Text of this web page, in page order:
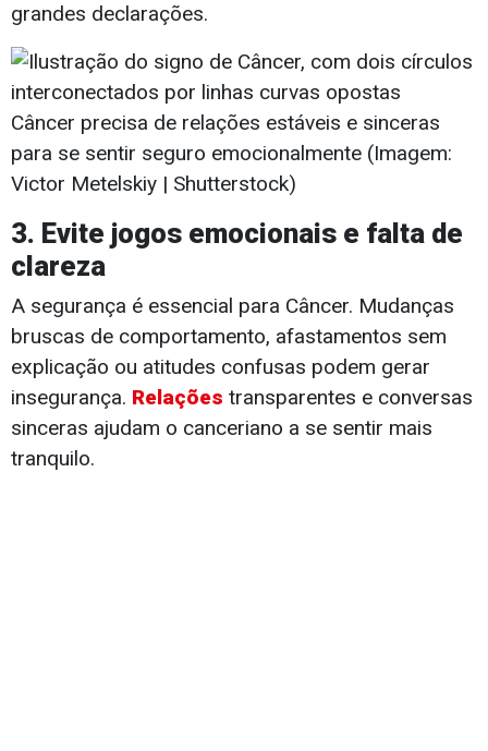
grandes declarações.
Câncer precisa de relações estáveis e sinceras
para se sentir seguro emocionalmente (Imagem:
Victor Metelskiy | Shutterstock)
3. Evite jogos emocionais e falta de
clareza
A segurança é essencial para Câncer. Mudanças
bruscas de comportamento, afastamentos sem
explicação ou atitudes confusas podem gerar
insegurança. Relações transparentes e conversas
sinceras ajudam o canceriano a se sentir mais
tranquilo.